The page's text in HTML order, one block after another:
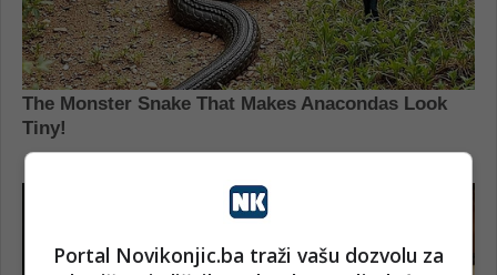
Portal Novikonjic.ba traži vašu dozvolu za